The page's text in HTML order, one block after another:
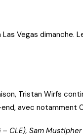
Vegas dimanche.
Tristan Wirfs
avec notamment
CLE), Sam